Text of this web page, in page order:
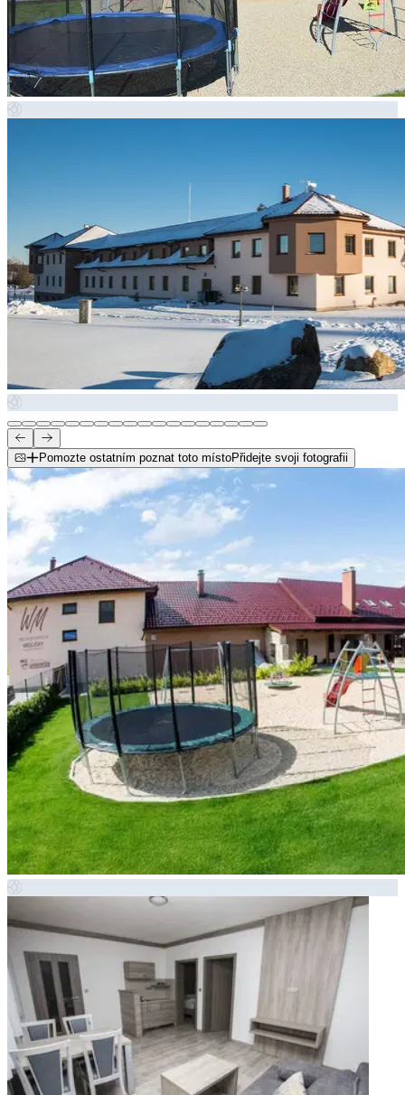
Pomozte ostatním poznat toto místoPřidejte svoji fotografii